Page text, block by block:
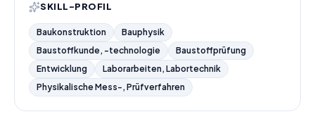
SKILL-PROFIL
Baukonstruktion
Bauphysik
Baustoffkunde, -technologie
Baustoffprüfung
Entwicklung
Laborarbeiten, Labortechnik
Physikalische Mess-, Prüfverfahren